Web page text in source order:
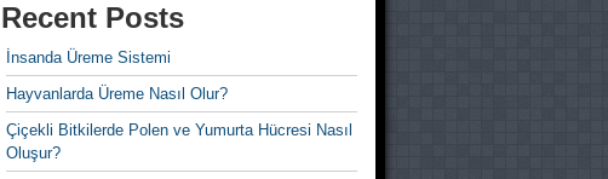
Recent Posts
İnsanda Üreme Sistemi
Hayvanlarda Üreme Nasıl Olur?
Çiçekli Bitkilerde Polen ve Yumurta Hücresi Nasıl
Oluşur?